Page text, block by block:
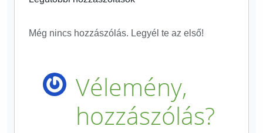
Még nincs hozzászólás. Legyél te az első!
Vélemény,
hozzászólás?